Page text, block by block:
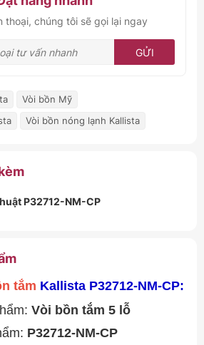
thoại, chúng tôi sẽ gọi lại ngay
GỬI
Vòi bồn Mỹ
Vòi bồn nóng lạnh Kallista
P32712-NM-CP
tắm Kallista P32712-NM-CP:
Vòi bồn tắm 5 lỗ
P32712-NM-CP